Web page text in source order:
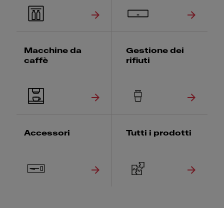
Macchine da
caffè
Gestione dei
rifiuti
Accessori Tutti i prodotti